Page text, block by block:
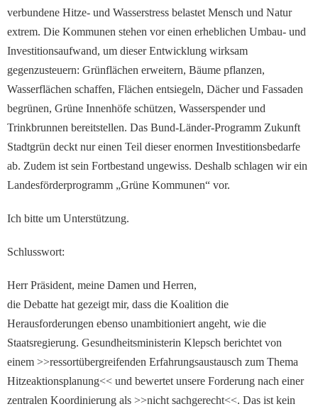
verbundene Hitze- und Wasserstress belastet Mensch und Natur
extrem. Die Kommunen stehen vor einen erheblichen Umbau- und
Investitionsaufwand, um dieser Entwicklung wirksam
gegenzusteuern: Grünflächen erweitern, Bäume pflanzen,
Wasserflächen schaffen, Flächen entsiegeln, Dächer und Fassaden
begrünen, Grüne Innenhöfe schützen, Wasserspender und
Trinkbrunnen bereitstellen. Das Bund-Länder-Programm Zukunft
Stadtgrün deckt nur einen Teil dieser enormen Investitionsbedarfe
ab. Zudem ist sein Fortbestand ungewiss. Deshalb schlagen wir ein
Landesförderprogramm „Grüne Kommunen“ vor.
Ich bitte um Unterstützung.
Schlusswort:
Herr Präsident, meine Damen und Herren,
die Debatte hat gezeigt mir, dass die Koalition die
Herausforderungen ebenso unambitioniert angeht, wie die
Staatsregierung. Gesundheitsministerin Klepsch berichtet von
einem >>ressortübergreifenden Erfahrungsaustausch zum Thema
Hitzeaktionsplanung<< und bewertet unsere Forderung nach einer
zentralen Koordinierung als >>nicht sachgerecht<<. Das ist kein